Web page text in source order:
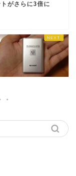
がさらに3倍に